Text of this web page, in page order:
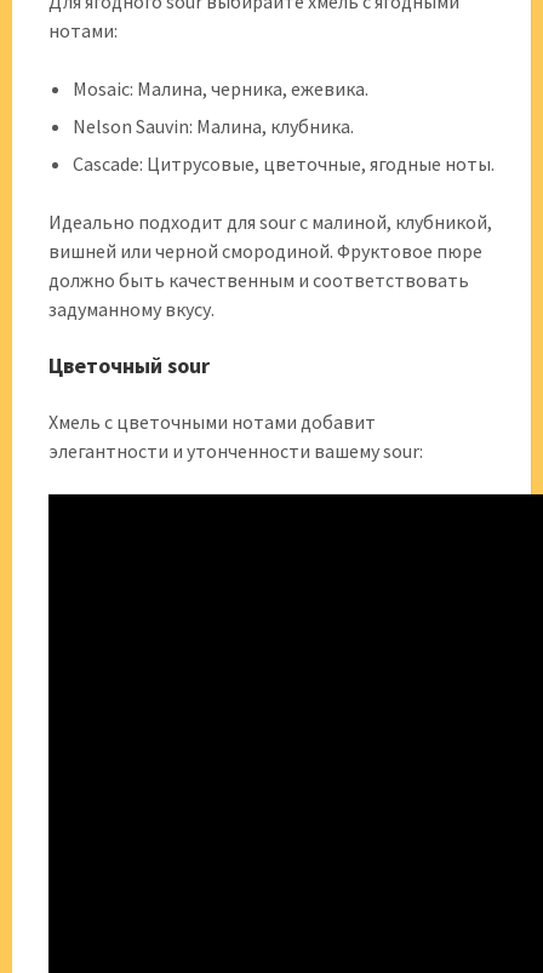
нотами:
Mosaic: Малина, черника, ежевика.
Nelson Sauvin: Малина, клубника.
Cascade: Цитрусовые, цветочные, ягодные ноты.
Идеально подходит для sour с малиной, клубникой,
вишней или черной смородиной. Фруктовое пюре
должно быть качественным и соответствовать
задуманному вкусу.
Цветочный sour
Хмель с цветочными нотами добавит
элегантности и утонченности вашему sour: